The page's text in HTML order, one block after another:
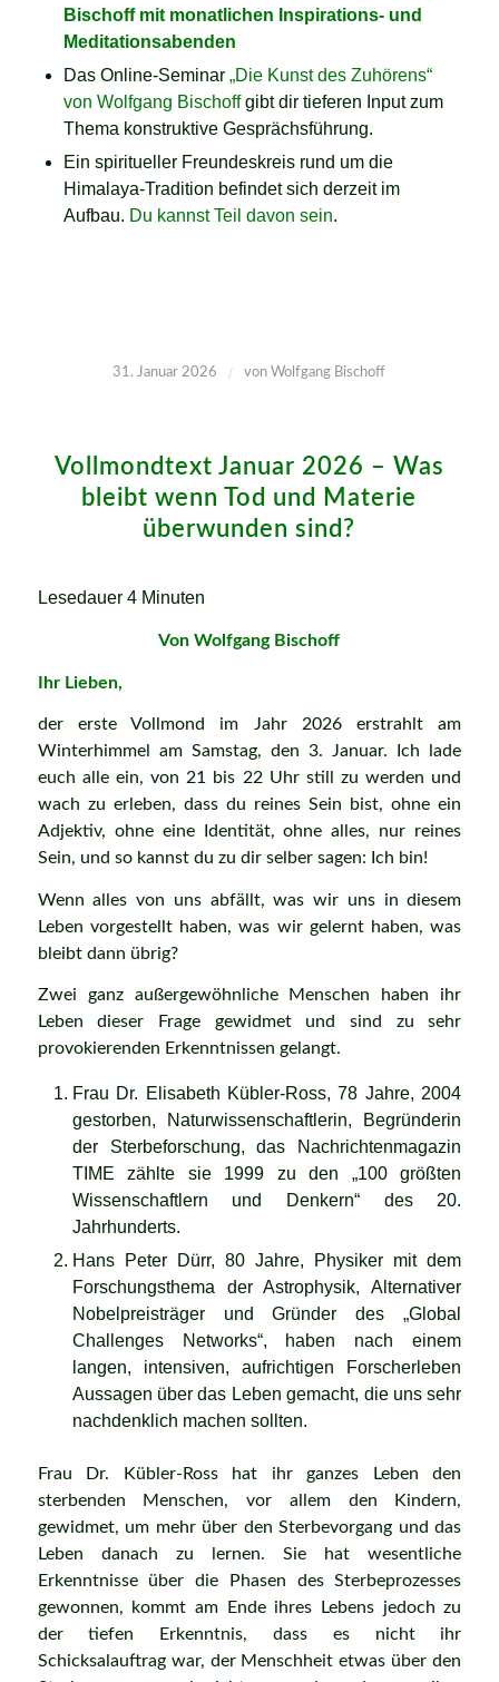
Bischoff mit monatlichen Inspirations- und
Meditationsabenden
Das Online-Seminar „Die Kunst des Zuhörens“
von Wolfgang Bischoffgibt dir tieferen Input zum
Thema konstruktive Gesprächsführung.
Ein spiritueller Freundeskreis rund um die
Himalaya-Tradition befindet sich derzeit im
Aufbau. Du kannst Teil davon sein.
31. Januar 2026 / von Wolfgang Bischoff
Vollmondtext Januar 2026 – Was
bleibt wenn Tod und Materie
überwunden sind?
Lesedauer 4 Minuten
Von Wolfgang Bischoff
Ihr Lieben,
der erste Vollmond im Jahr 2026 erstrahlt am
Winterhimmel am Samstag, den 3. Januar. Ich lade
euch alle ein, von 21 bis 22 Uhr still zu werden und
wach zu erleben, dass du reines Sein bist, ohne ein
Adjektiv, ohne eine Identität, ohne alles, nur reines
Sein, und so kannst du zu dir selber sagen: Ich bin!
Wenn alles von uns abfällt, was wir uns in diesem
Leben vorgestellt haben, was wir gelernt haben, was
bleibt dann übrig?
Zwei ganz außergewöhnliche Menschen haben ihr
Leben dieser Frage gewidmet und sind zu sehr
provokierenden Erkenntnissen gelangt.
Frau Dr. Elisabeth Kübler-Ross, 78 Jahre, 2004
gestorben, Naturwissenschaftlerin, Begründerin
der Sterbeforschung, das Nachrichtenmagazin
TIME zählte sie 1999 zu den „100 größten
Wissenschaftlern und Denkern“ des 20.
Jahrhunderts.
Hans Peter Dürr, 80 Jahre, Physiker mit dem
Forschungsthema der Astrophysik, Alternativer
Nobelpreisträger und Gründer des „Global
Challenges Networks“, haben nach einem
langen, intensiven, aufrichtigen Forscherleben
Aussagen über das Leben gemacht, die uns sehr
nachdenklich machen sollten.
Frau Dr. Kübler-Ross hat ihr ganzes Leben den
sterbenden Menschen, vor allem den Kindern,
gewidmet, um mehr über den Sterbevorgang und das
Leben danach zu lernen. Sie hat wesentliche
Erkenntnisse über die Phasen des Sterbeprozesses
gewonnen, kommt am Ende ihres Lebens jedoch zu
der tiefen Erkenntnis, dass es nicht ihr
Schicksalauftrag war, der Menschheit etwas über den